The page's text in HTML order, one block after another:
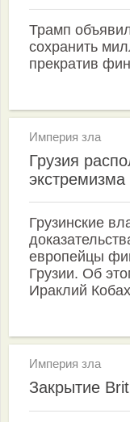
Трамп
сохранить
прекратив
Империя зла
Грузия
Грузинские
европейцы
Грузии. Об
Ираклий
Империя зла
Закрытие